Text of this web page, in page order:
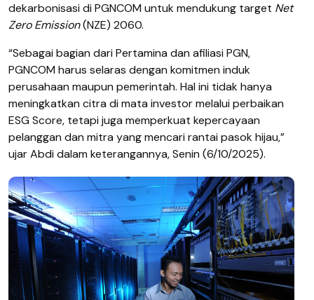
dekarbonisasi di PGNCOM untuk mendukung target Net
Zero Emission(NZE) 2060.
“Sebagai bagian dari Pertamina dan afiliasi PGN,
PGNCOM harus selaras dengan komitmen induk
perusahaan maupun pemerintah. Hal ini tidak hanya
meningkatkan citra di mata investor melalui perbaikan
ESG Score, tetapi juga memperkuat kepercayaan
pelanggan dan mitra yang mencari rantai pasok hijau,”
ujar Abdi dalam keterangannya, Senin (6/10/2025).